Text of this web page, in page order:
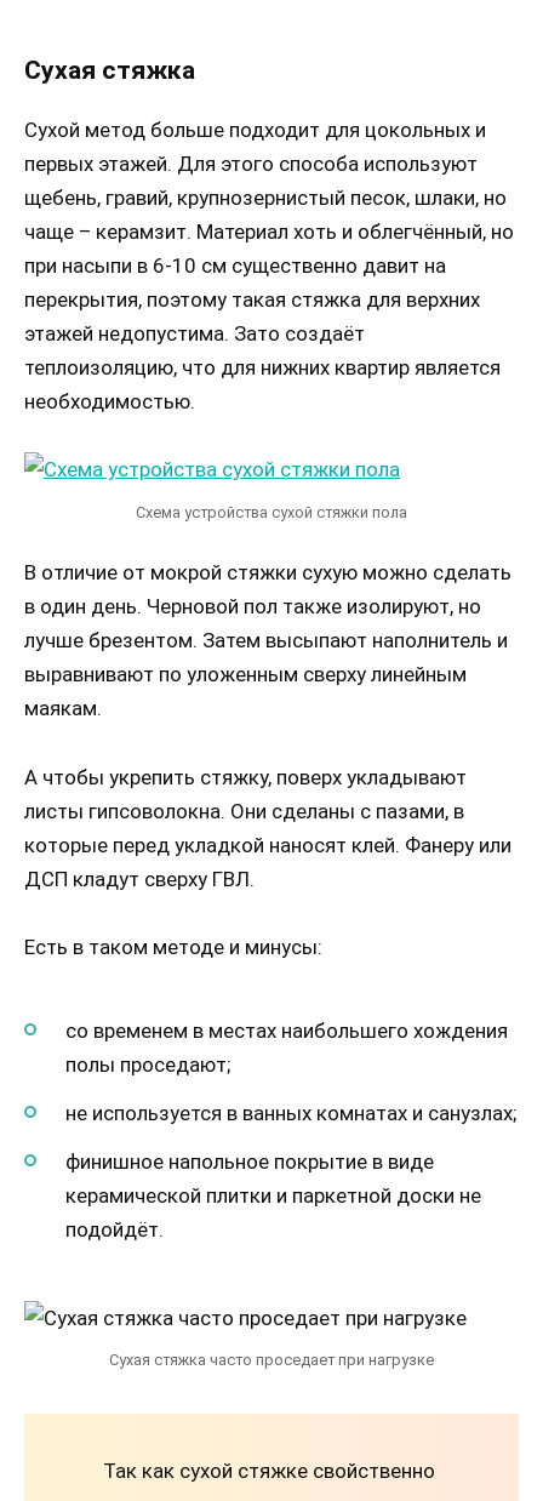
Сухая стяжка
Сухой метод больше подходит для цокольных и
первых этажей. Для этого способа используют
щебень, гравий, крупнозернистый песок, шлаки, но
чаще – керамзит. Материал хоть и облегчённый, но
при насыпи в 6-10 см существенно давит на
перекрытия, поэтому такая стяжка для верхних
этажей недопустима. Зато создаёт
теплоизоляцию, что для нижних квартир является
необходимостью.
Схема устройства сухой стяжки пола
В отличие от мокрой стяжки сухую можно сделать
в один день. Черновой пол также изолируют, но
лучше брезентом. Затем высыпают наполнитель и
выравнивают по уложенным сверху линейным
маякам.
А чтобы укрепить стяжку, поверх укладывают
листы гипсоволокна. Они сделаны с пазами, в
которые перед укладкой наносят клей. Фанеру или
ДСП кладут сверху ГВЛ.
Есть в таком методе и минусы:
со временем в местах наибольшего хождения
полы проседают;
не используется в ванных комнатах и санузлах;
финишное напольное покрытие в виде
керамической плитки и паркетной доски не
подойдёт.
Сухая стяжка часто проседает при нагрузке
Так как сухой стяжке свойственно